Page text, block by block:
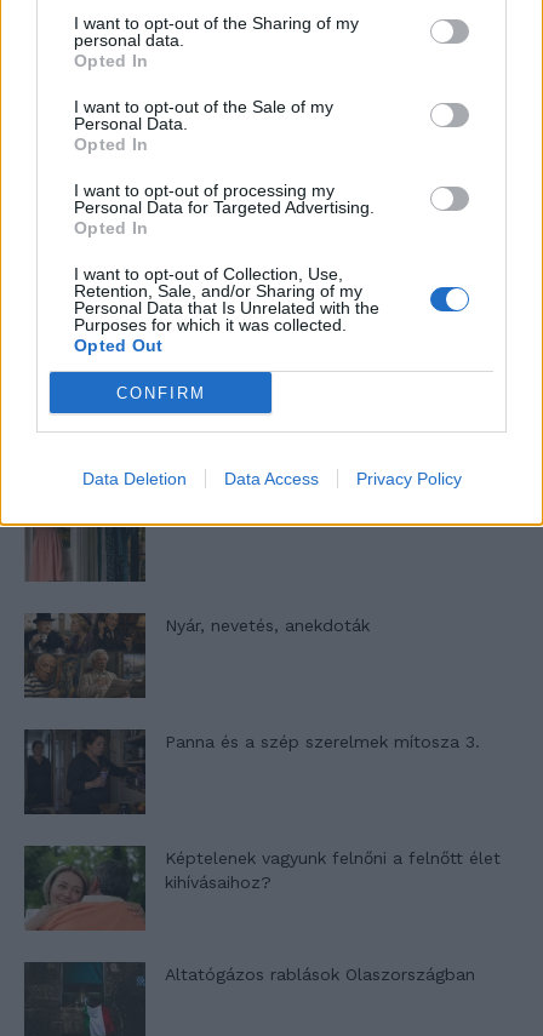
I want to opt-out of the Sharing of my
personal data.
Opted In
I want to opt-out of the Sale of my
Personal Data.
Opted In
I want to opt-out of processing my
Personal Data for Targeted Advertising.
Opted In
I want to opt-out of Collection, Use,
Retention, Sale, and/or Sharing of my
Personal Data that Is Unrelated with the
Purposes for which it was collected.
Opted Out
CONFIRM
Data Deletion Data Access Privacy Policy
Pedig szóltam… – Miért nem hiszünk a
gyűjteménye
Elyna Robbs: Adéle és az örökölt árnyak
13. rész
Woody Allen megosztó zsenialitása
Nyár, nevetés, anekdoták
Panna és a szép szerelmek mítosza 3.
Képtelenek vagyunk felnőni a felnőtt élet
kihívásaihoz?
Altatógázos rablások Olaszországban